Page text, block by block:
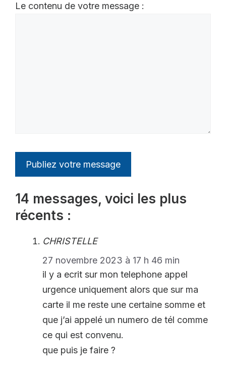
Le contenu de votre message :
14 messages, voici les plus
récents :
CHRISTELLE
27 novembre 2023 à 17 h 46 min
il y a ecrit sur mon telephone appel
urgence uniquement alors que sur ma
carte il me reste une certaine somme et
que j’ai appelé un numero de tél comme
ce qui est convenu.
que puis je faire ?